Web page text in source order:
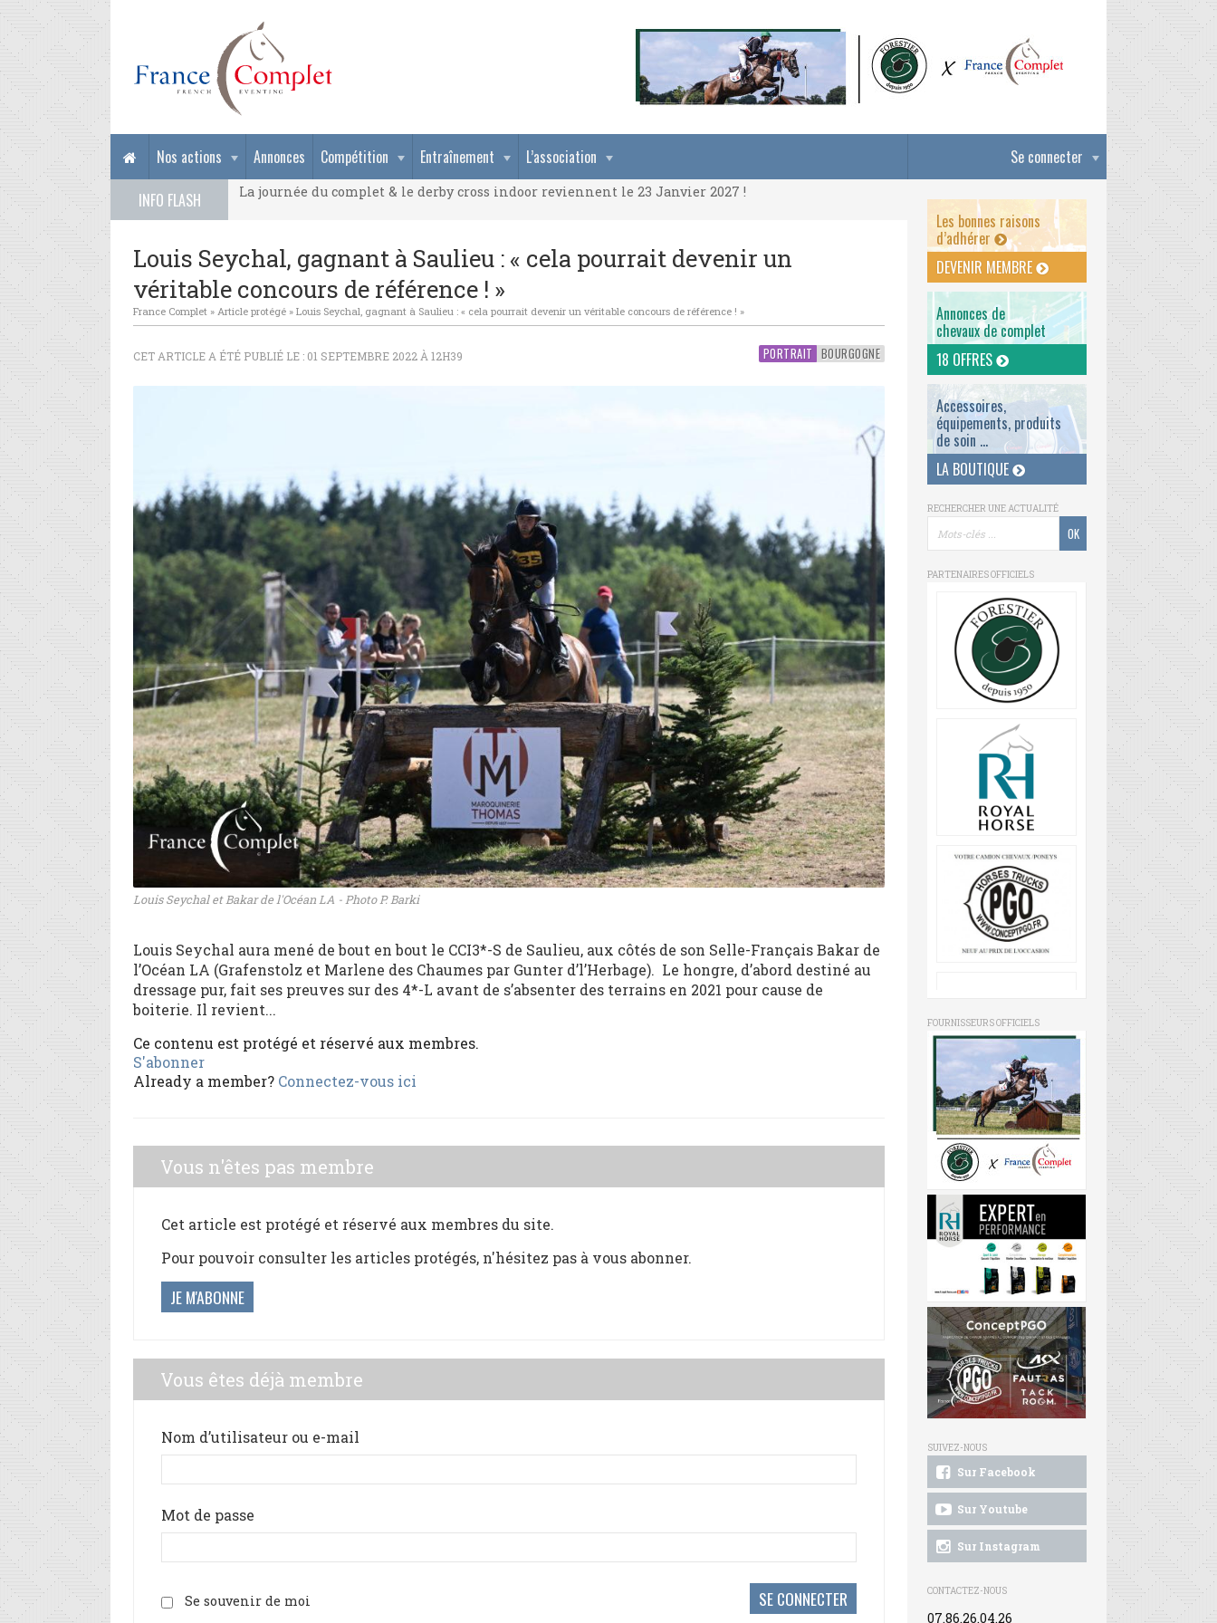
Se connecter
Nos actions Annonces Compétition Entraînement
L’association
INFO FLASH
La journée du complet & le derby cross indoor reviennent le 23 Janvier 2027 !
La journée du complet & le derby cross indoor reviennent le 23 Janvier 2027 !
Louis Seychal, gagnant à Saulieu : « cela pourrait devenir un
véritable concours de référence ! »
France Complet » Article protégé » Louis Seychal, gagnant à Saulieu : « cela pourrait devenir un véritable concours de référence ! »
PORTRAIT BOURGOGNE
CET ARTICLE A ÉTÉ PUBLIÉ LE : 01 SEPTEMBRE 2022 À 12H39
Louis Seychal et Bakar de l'Océan LA - Photo P. Barki
Louis Seychal aura mené de bout en bout le CCI3*-S de Saulieu, aux côtés de son Selle-Français Bakar de
l’Océan LA (Grafenstolz et Marlene des Chaumes par Gunter d’l’Herbage). Le hongre, d’abord destiné au
dressage pur, fait ses preuves sur des 4*-L avant de s’absenter des terrains en 2021 pour cause de
boiterie. Il revient...
Ce contenu est protégé et réservé aux membres.
S'abonner
Already a member? Connectez-vous ici
Vous n'êtes pas membre
Cet article est protégé et réservé aux membres du site.
Pour pouvoir consulter les articles protégés, n'hésitez pas à vous abonner.
JE M'ABONNE
Vous êtes déjà membre
Nom d’utilisateur ou e-mail
Mot de passe
Se souvenir de moi
Les bonnes raisons
d’adhérer
DEVENIR MEMBRE
Annonces de
chevaux de complet
18 OFFRES
Accessoires,
équipements, produits
de soin ...
LA BOUTIQUE
RECHERCHER UNE ACTUALITÉ
PARTENAIRES OFFICIELS
FOURNISSEURS OFFICIELS
SUIVEZ-NOUS
Sur Facebook
Sur Youtube
Sur Instagram
CONTACTEZ-NOUS
07.86.26.04.26